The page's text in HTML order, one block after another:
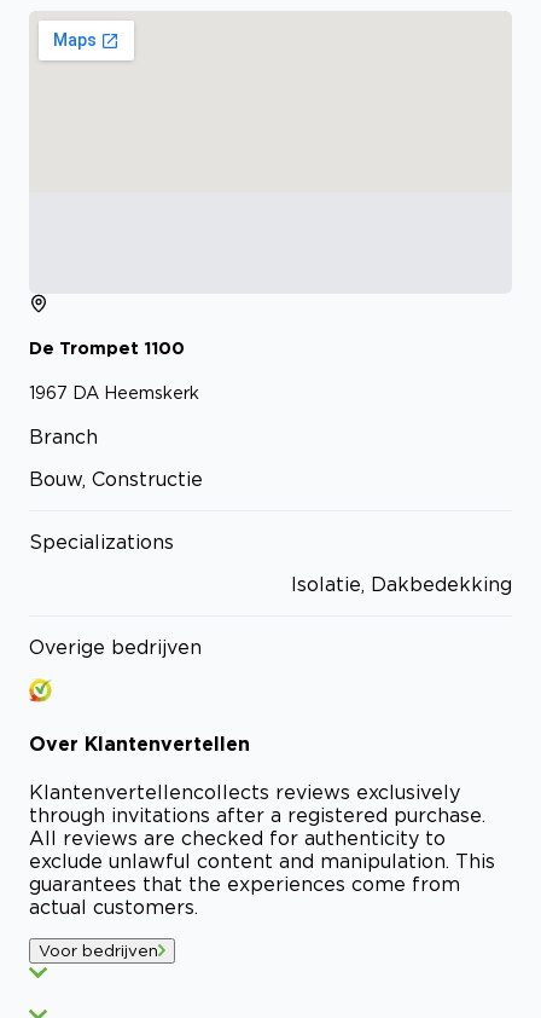
De Trompet 1100
1967 DA Heemskerk
Branch
Bouw, Constructie
Specializations
Isolatie, Dakbedekking
Overige bedrijven
Over Klantenvertellen
Klantenvertellencollects reviews exclusively
through invitations after a registered purchase.
All reviews are checked for authenticity to
exclude unlawful content and manipulation. This
guarantees that the experiences come from
actual customers.
Voor bedrijven